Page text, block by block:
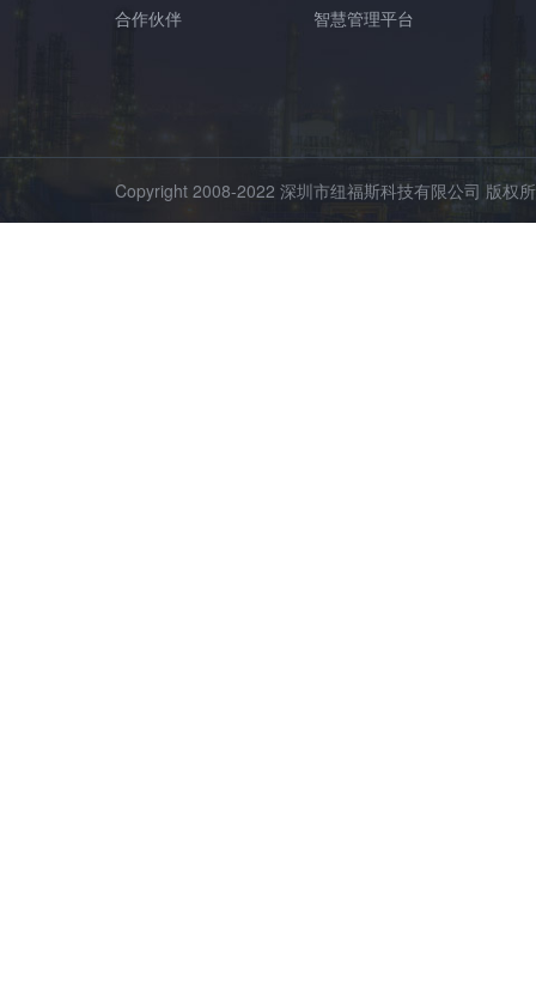
合作伙伴
智慧管理平台
Copyright 2008-2022 深圳市纽福斯科技有限公司 版